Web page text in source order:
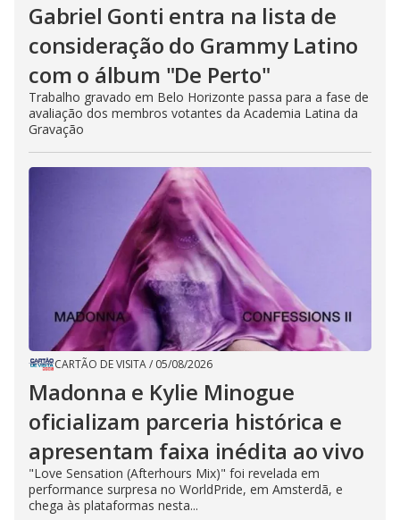
Gabriel Gonti entra na lista de
consideração do Grammy Latino
com o álbum "De Perto"
Trabalho gravado em Belo Horizonte passa para a fase de
avaliação dos membros votantes da Academia Latina da
Gravação
CARTÃO DE VISITA/ 05/08/2026
Madonna e Kylie Minogue
oficializam parceria histórica e
apresentam faixa inédita ao vivo
"Love Sensation (Afterhours Mix)" foi revelada em
performance surpresa no WorldPride, em Amsterdã, e
chega às plataformas nesta...